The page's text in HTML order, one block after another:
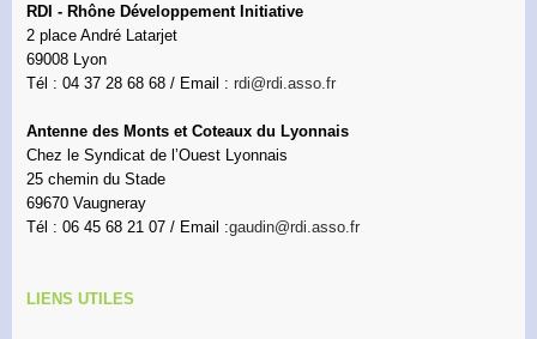
RDI - Rhône Développement Initiative
2 place André Latarjet
69008 Lyon
Tél : 04 37 28 68 68 / Email : rdi@rdi.asso.fr
Antenne des Monts et Coteaux du Lyonnais
Chez le Syndicat de l’Ouest Lyonnais
25 chemin du Stade
69670 Vaugneray
Tél : 06 45 68 21 07 / Email :gaudin@rdi.asso.fr
LIENS UTILES